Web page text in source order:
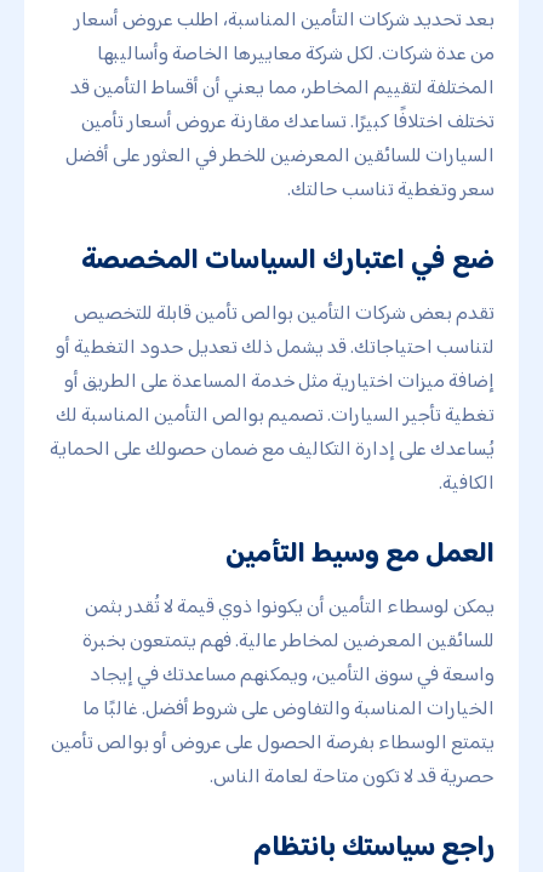
بعد تحديد شركات التأمين المناسبة، اطلب عروض أسعار
من عدة شركات. لكل شركة معاييرها الخاصة وأساليبها
المختلفة لتقييم المخاطر، مما يعني أن أقساط التأمين قد
تختلف اختلافًا كبيرًا. تساعدك مقارنة عروض أسعار تأمين
السيارات للسائقين المعرضين للخطر في العثور على أفضل
سعر وتغطية تناسب حالتك.
ضع في اعتبارك السياسات المخصصة
تقدم بعض شركات التأمين بوالص تأمين قابلة للتخصيص
لتناسب احتياجاتك. قد يشمل ذلك تعديل حدود التغطية أو
إضافة ميزات اختيارية مثل خدمة المساعدة على الطريق أو
تغطية تأجير السيارات. تصميم بوالص التأمين المناسبة لك
يُساعدك على إدارة التكاليف مع ضمان حصولك على الحماية
الكافية.
العمل مع وسيط التأمين
يمكن لوسطاء التأمين أن يكونوا ذوي قيمة لا تُقدر بثمن
للسائقين المعرضين لمخاطر عالية. فهم يتمتعون بخبرة
واسعة في سوق التأمين، ويمكنهم مساعدتك في إيجاد
الخيارات المناسبة والتفاوض على شروط أفضل. غالبًا ما
يتمتع الوسطاء بفرصة الحصول على عروض أو بوالص تأمين
حصرية قد لا تكون متاحة لعامة الناس.
راجع سياستك بانتظام